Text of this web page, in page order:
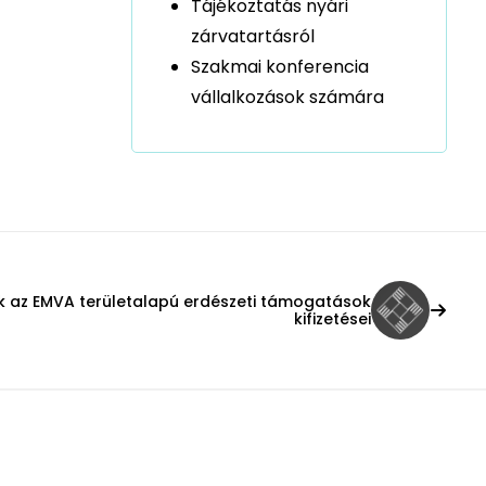
Tájékoztatás nyári
zárvatartásról
Szakmai konferencia
vállalkozások számára
az EMVA területalapú erdészeti támogatások
kifizetései